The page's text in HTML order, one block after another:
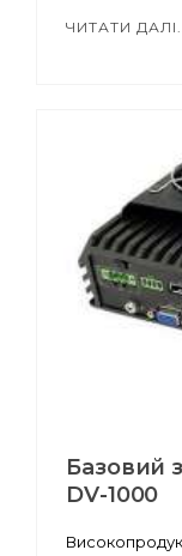
ЧИТАТИ
Базовий
DV-1000